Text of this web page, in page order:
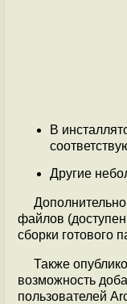
В
Другие
файлов
сборки готового
Также
возможность
пользователей